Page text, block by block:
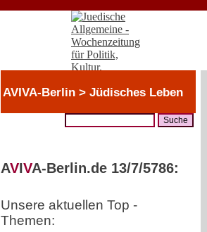
AVIVA-Berlin > Jüdisches Leben
AVIVA-Berlin.de 13/7/5786:
Unsere aktuellen Top -
Themen: